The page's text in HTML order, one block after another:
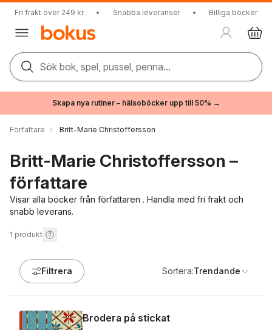
Fri frakt över 249 kr • Snabba leveranser • Billiga böcker
Sök bok, spel, pussel, penna...
Skapa nya rutiner – hälsoböcker upp till 50% →
Författare Britt-Marie Christoffersson
Britt-Marie Christoffersson –
författare
Visar alla böcker från författaren . Handla med fri frakt och
snabb leverans.
1 produkt
Filtrera Sortera:Trendande
Brodera på stickat